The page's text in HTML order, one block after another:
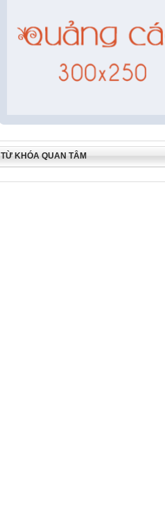
TỪ KHÓA QUAN TÂM